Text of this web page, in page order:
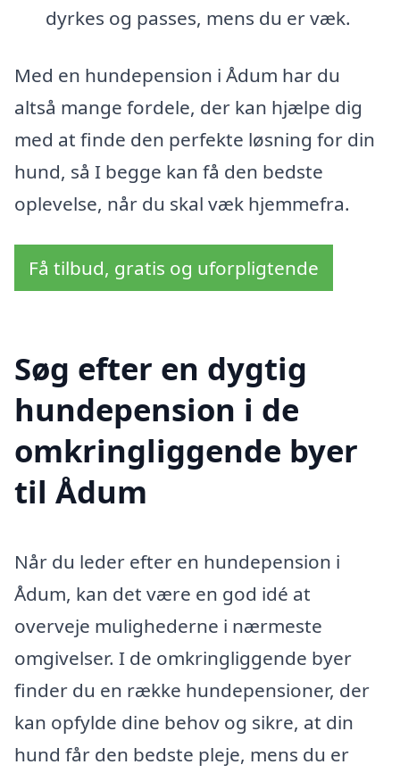
dyrkes og passes, mens du er væk.
Med en hundepension i Ådum har du
altså mange fordele, der kan hjælpe dig
med at finde den perfekte løsning for din
hund, så I begge kan få den bedste
oplevelse, når du skal væk hjemmefra.
Få tilbud, gratis og uforpligtende
Søg efter en dygtig
hundepension i de
omkringliggende byer
til Ådum
Når du leder efter en hundepension i
Ådum, kan det være en god idé at
overveje mulighederne i nærmeste
omgivelser. I de omkringliggende byer
finder du en række hundepensioner, der
kan opfylde dine behov og sikre, at din
hund får den bedste pleje, mens du er